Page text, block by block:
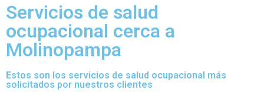
Servicios de salud
ocupacional cerca a
Molinopampa
Estos son los servicios de salud ocupacional más
solicitados por nuestros clientes